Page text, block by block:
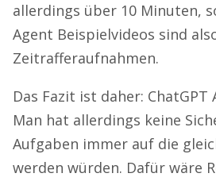
allerdings über 10 Minuten,
Agent Beispielvideos sind
Zeitrafferaufnahmen.
Das Fazit ist daher: ChatGPT
Man hat allerdings keine
Aufgaben immer auf die
werden würden. Dafür wäre